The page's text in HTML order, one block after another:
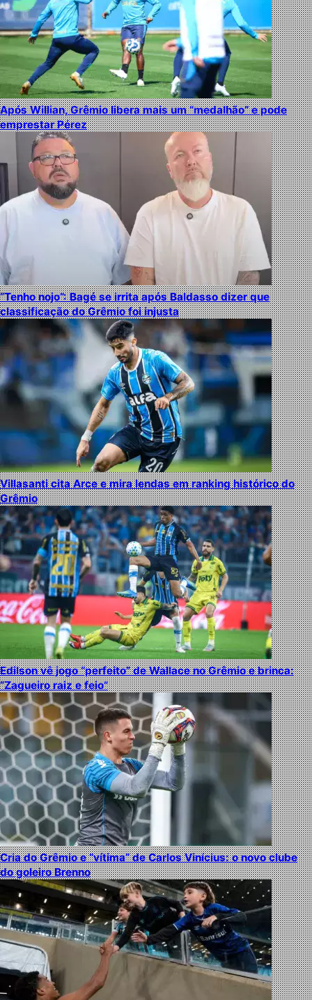
Após Willian, Grêmio libera mais um “medalhão” e pode
emprestar Pérez
“Tenho nojo”: Bagé se irrita após Baldasso dizer que
classificação do Grêmio foi injusta
Villasanti cita Arce e mira lendas em ranking histórico do
Grêmio
Edilson vê jogo “perfeito” de Wallace no Grêmio e brinca:
“Zagueiro raiz e feio”
Cria do Grêmio e “vítima” de Carlos Vinícius: o novo clube
do goleiro Brenno